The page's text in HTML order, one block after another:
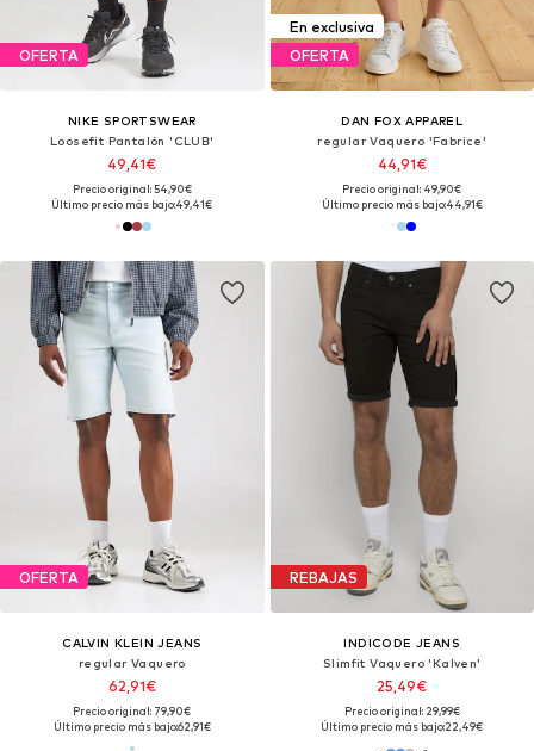
OFERTA
NIKE SPORTSWEAR
Loosefit Pantalón 'CLUB'
49,41€
Precio original: 54,90€
Último precio más bajo:49,41€
En exclusiva
OFERTA
DAN FOX APPAREL
regular Vaquero 'Fabrice'
44,91€
Precio original: 49,90€
Último precio más bajo:44,91€
OFERTA
CALVIN KLEIN JEANS
regular Vaquero
62,91€
Precio original: 79,90€
Último precio más bajo:62,91€
REBAJAS
INDICODE JEANS
Slimfit Vaquero 'Kalven'
25,49€
Precio original: 29,99€
Último precio más bajo:22,49€